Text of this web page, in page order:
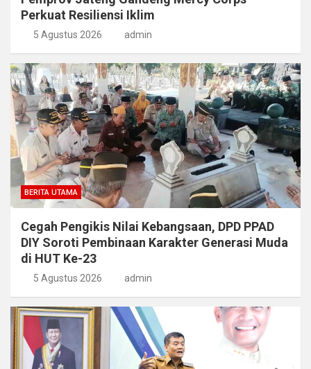
Perkuat Resiliensi Iklim
5 Agustus 2026 admin
BERITA UTAMA
Cegah Pengikis Nilai Kebangsaan, DPD PPAD
DIY Soroti Pembinaan Karakter Generasi Muda
di HUT Ke-23
5 Agustus 2026 admin